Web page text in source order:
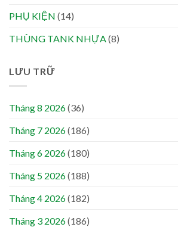
PHỤ KIỆN (14)
THÙNG TANK NHỰA(8)
LƯU TRỮ
Tháng 8 2026(36)
Tháng 7 2026(186)
Tháng 6 2026(180)
Tháng 5 2026(188)
Tháng 4 2026(182)
Tháng 3 2026(186)